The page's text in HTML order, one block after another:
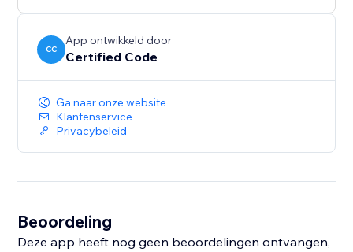
CC
App ontwikkeld door
Certified Code
Ga naar onze website
Klantenservice
Privacybeleid
Beoordeling
Deze app heeft nog geen beoordelingen ontvangen,